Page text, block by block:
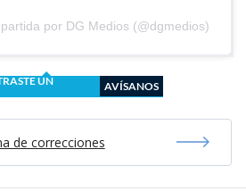
por DG Medios (@dgmedios)
UN
AVÍSANOS
de correcciones